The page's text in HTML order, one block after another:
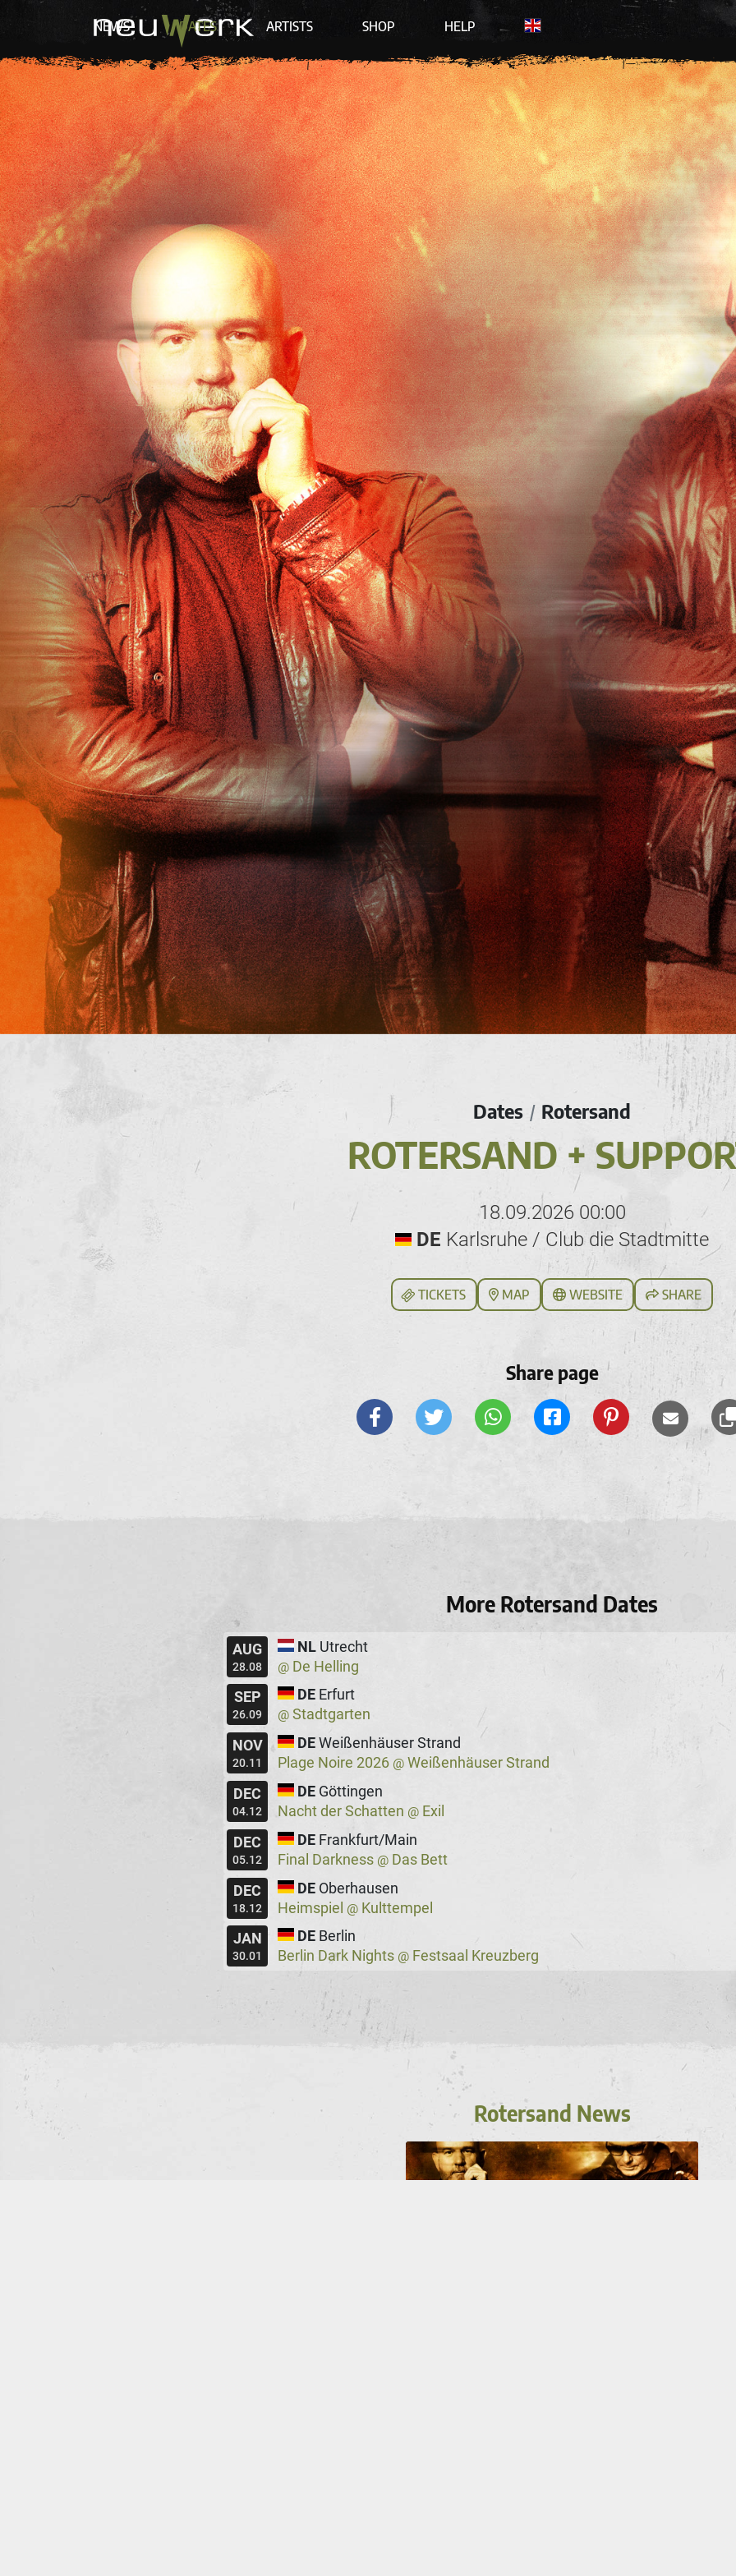
NEWS DATES ARTISTS SHOP HELP
Dates / Rotersand
ROTERSAND +
18.09.2026 00:00
DE Karlsruhe / Club die Stadtmitte
TICKETS MAP WEBSITE SHARE
Share page
More Rotersand Dates
AUG
28.08
NL Utrecht
@ De Helling
SEP
26.09
DE Erfurt
@ Stadtgarten
NOV
20.11
DE Weißenhäuser Strand
Plage Noire 2026 @ Weißenhäuser Strand
DEC
04.12
DE Göttingen
Nacht der Schatten @ Exil
DEC
05.12
DE Frankfurt/Main
Final Darkness @ Das Bett
DEC
18.12
DE Oberhausen
Heimspiel @ Kulttempel
JAN
30.01
DE Berlin
Berlin Dark Nights @ Festsaal Kreuzberg
Rotersand News